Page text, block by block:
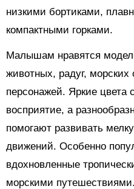
низкими бортиками,
компактными горками.
Малышам нравятся
животных, радуг, морских
персонажей. Яркие цвета
восприятие, а
помогают развивать
движений. Особенно
вдохновленные
морскими